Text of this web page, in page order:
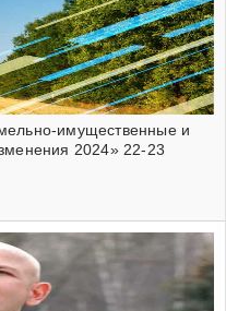
имущественные и
2024» 22-23